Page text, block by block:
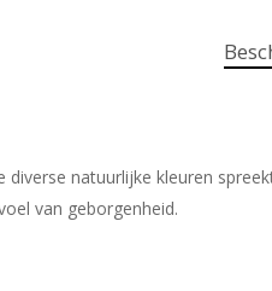
natuurlijke kleuren
van geborgenheid.